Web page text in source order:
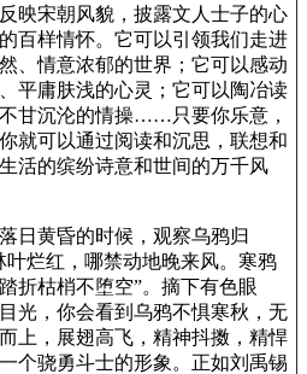
映宋朝风貌，披露文人士子的心
百样情怀。它可以引领我们走进
、情意浓郁的世界；它可以感动
平庸肤浅的心灵；它可以陶冶读
甘沉沦的情操……只要你乐意，
就可以通过阅读和沉思，联想和
活的缤纷诗意和世间的万千风
日黄昏的时候，观察乌鸦归
叶烂红，哪禁动地晚来风。寒鸦
折枯梢不堕空”。摘下有色眼
光，你会看到乌鸦不惧寒秋，无
上，展翅高飞，精神抖擞，精悍
个骁勇斗士的形象。正如刘禹锡